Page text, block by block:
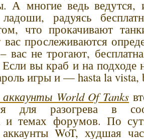
А многие ведь ведутся,
радуясь
что прокачивают
прослеживаются
вас не трогают,
Если вы краб и на подходе
игры и — hasta la vista,
World Of Tanks
для разогрева в
и темах форумов. По
WoT, худшая